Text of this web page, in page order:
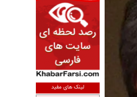
لینک های مفید